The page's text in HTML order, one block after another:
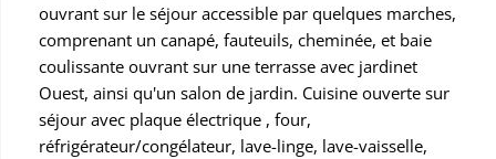
ouvrant sur le séjour accessible par quelques marches,
comprenant un canapé, fauteuils, cheminée, et baie
coulissante ouvrant sur une terrasse avec jardinet
Ouest, ainsi qu'un salon de jardin. Cuisine ouverte sur
séjour avec plaque électrique , four,
réfrigérateur/congélateur, lave-linge, lave-vaisselle,